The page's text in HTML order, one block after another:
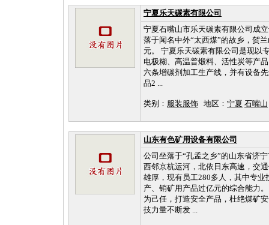
宁夏乐天碳素有限公司
宁夏石嘴山市乐天碳素有限公司成
落于闻名中外“太西煤”的故乡，贺
元。 宁夏乐天碳素有限公司是现以
电极糊、高温普煅料、活性炭等产
六条增碳剂加工生产线，并有设备
品2 ...
类别： 服装服饰 地区： 宁夏 石嘴山
山东有色矿用设备有限公司
公司坐落于“孔孟之乡”的山东省济
西邻京杭运河，北依日东高速，交
雄厚，现有员工280多人，其中专
产、销矿用产品过亿元的综合能力
为己任，打造安全产品，杜绝煤矿
技力量不断发 ...